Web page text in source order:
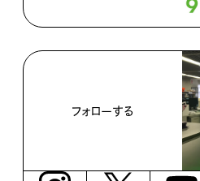
フォローする